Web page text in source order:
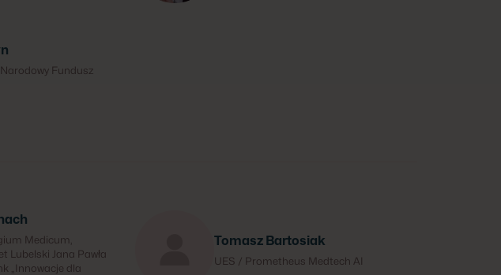
Fundusz
Medicum,
Lubelski Jana Pawła
„Innowacje dla
Tomasz Bartosiak
UES / Prometheus Medtech AI